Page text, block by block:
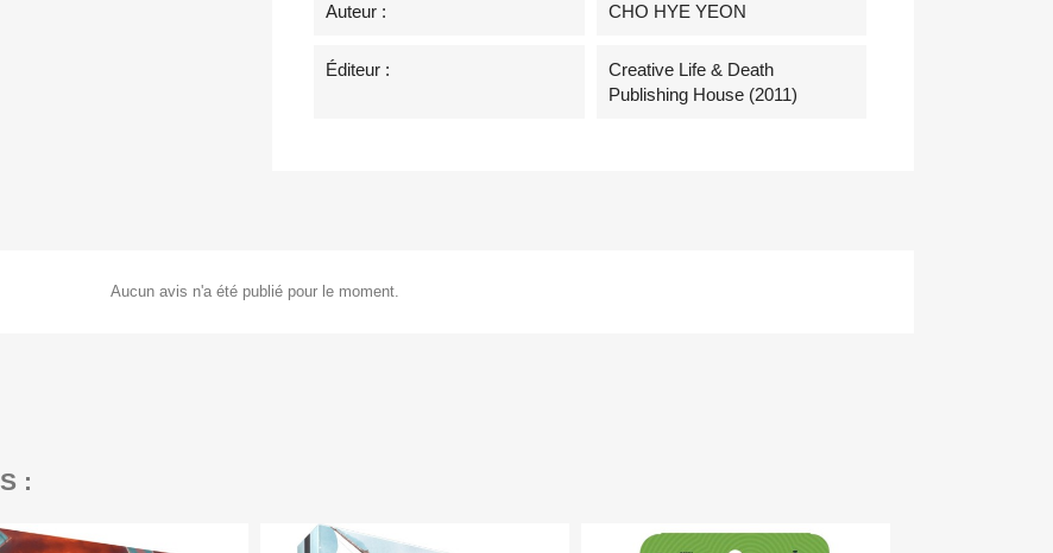
Auteur : CHO HYE YEON
Éditeur :
Creative Life & Death
Publishing House (2011)
Aucun avis n'a été publié pour le moment.
: